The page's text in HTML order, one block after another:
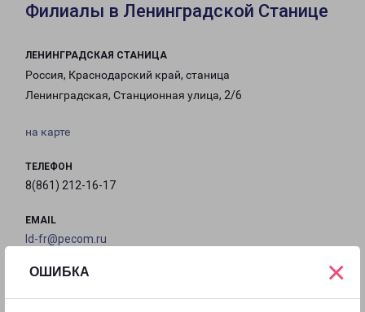
ОШИБКА ×
Филиалы в Ленинградской Станице
ЛЕНИНГРАДСКАЯ СТАНИЦА
Россия, Краснодарский край, станица
Ленинградская, Станционная улица, 2/6
на карте
ТЕЛЕФОН
8(861) 212-16-17
EMAIL
ld-fr@pecom.ru
ГРАФИК РАБОТЫ